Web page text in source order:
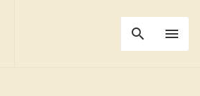
search menu